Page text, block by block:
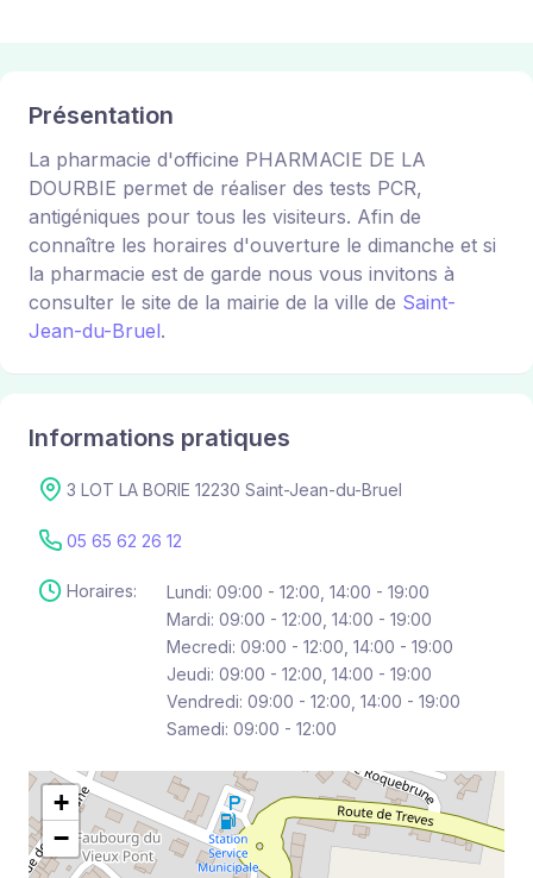
Présentation
La pharmacie d'officine PHARMACIE DE LA
DOURBIE permet de réaliser des tests PCR,
antigéniques pour tous les visiteurs. Afin de
connaître les horaires d'ouverture le dimanche et si
la pharmacie est de garde nous vous invitons à
consulter le site de la mairie de la ville de Saint-
Jean-du-Bruel.
Informations pratiques
3 LOT LA BORIE 12230 Saint-Jean-du-Bruel
05 65 62 26 12
Horaires:
Lundi: 09:00 - 12:00, 14:00 - 19:00
Mardi: 09:00 - 12:00, 14:00 - 19:00
Mecredi: 09:00 - 12:00, 14:00 - 19:00
Jeudi: 09:00 - 12:00, 14:00 - 19:00
Vendredi: 09:00 - 12:00, 14:00 - 19:00
Samedi: 09:00 - 12:00
+
−